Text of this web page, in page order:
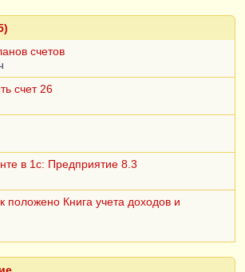
счетов
счет 26
в 1с: Предприятие 8.3
положено Книга учета доходов и